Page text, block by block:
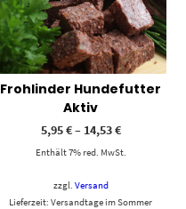
Frohlinder Hundefutter
Aktiv
5,95€– 14,53€
Enthält 7% red. MwSt.
zzgl. Versand
Lieferzeit: Versandtage im Sommer